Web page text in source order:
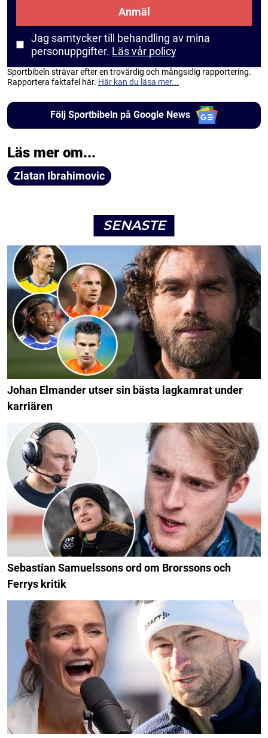
Anmäl
Jag samtycker till behandling av mina
personuppgifter. Läs vår policy
Sportbibeln strävar efter en trovärdig och mångsidig rapportering.
Rapportera faktafel här. Här kan du läsa mer...
Följ Sportbibeln på Google News
Läs mer om...
Zlatan Ibrahimovic
SENASTE
Johan Elmander utser sin bästa lagkamrat under
karriären
Sebastian Samuelssons ord om Brorssons och
Ferrys kritik